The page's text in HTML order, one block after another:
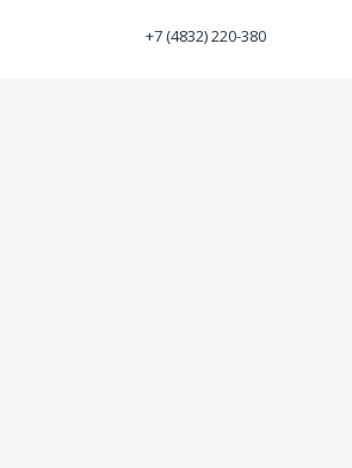
+7 (4832) 220-380